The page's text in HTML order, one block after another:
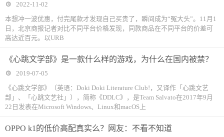
2022-11-02
本想冲一波优惠，付完尾款才发现自己买贵了，瞬间成为“冤大头”。11月1
日，北京商报记者对比不同平台价格发现，同款商品在不同平台的价差可
高达近百元。以URB
《心跳文学部》是一款什么样的游戏，为什么在国内被禁？
2019-07-05
《心跳文学部》（英语：Doki Doki Literature Club!，又译作「心跳文艺
部」、「心跳文艺社」），简称《DDLC》，是Team Salvato在2017年9月
22日发表在Microsoft Windows、Linux和macOS上
OPPO k1的低价高配真实么？网友：不看不知道